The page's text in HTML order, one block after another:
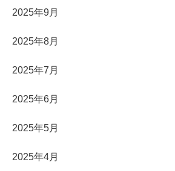
2025年9月
2025年8月
2025年7月
2025年6月
2025年5月
2025年4月